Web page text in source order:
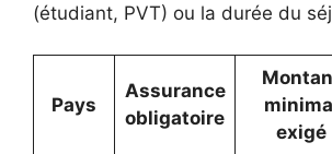
(étudiant, PVT) ou la durée du
Pays
Assurance
obligatoire
exigé